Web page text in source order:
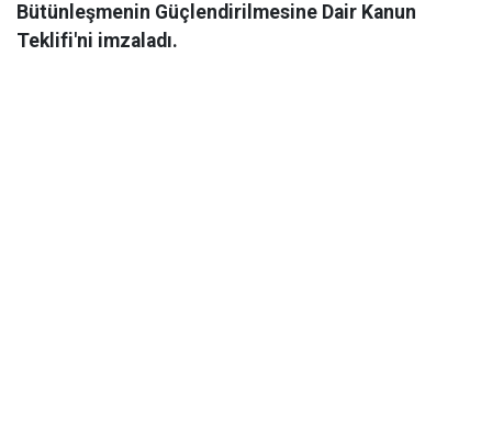
Bütünleşmenin Güçlendirilmesine Dair Kanun
Teklifi'ni imzaladı.